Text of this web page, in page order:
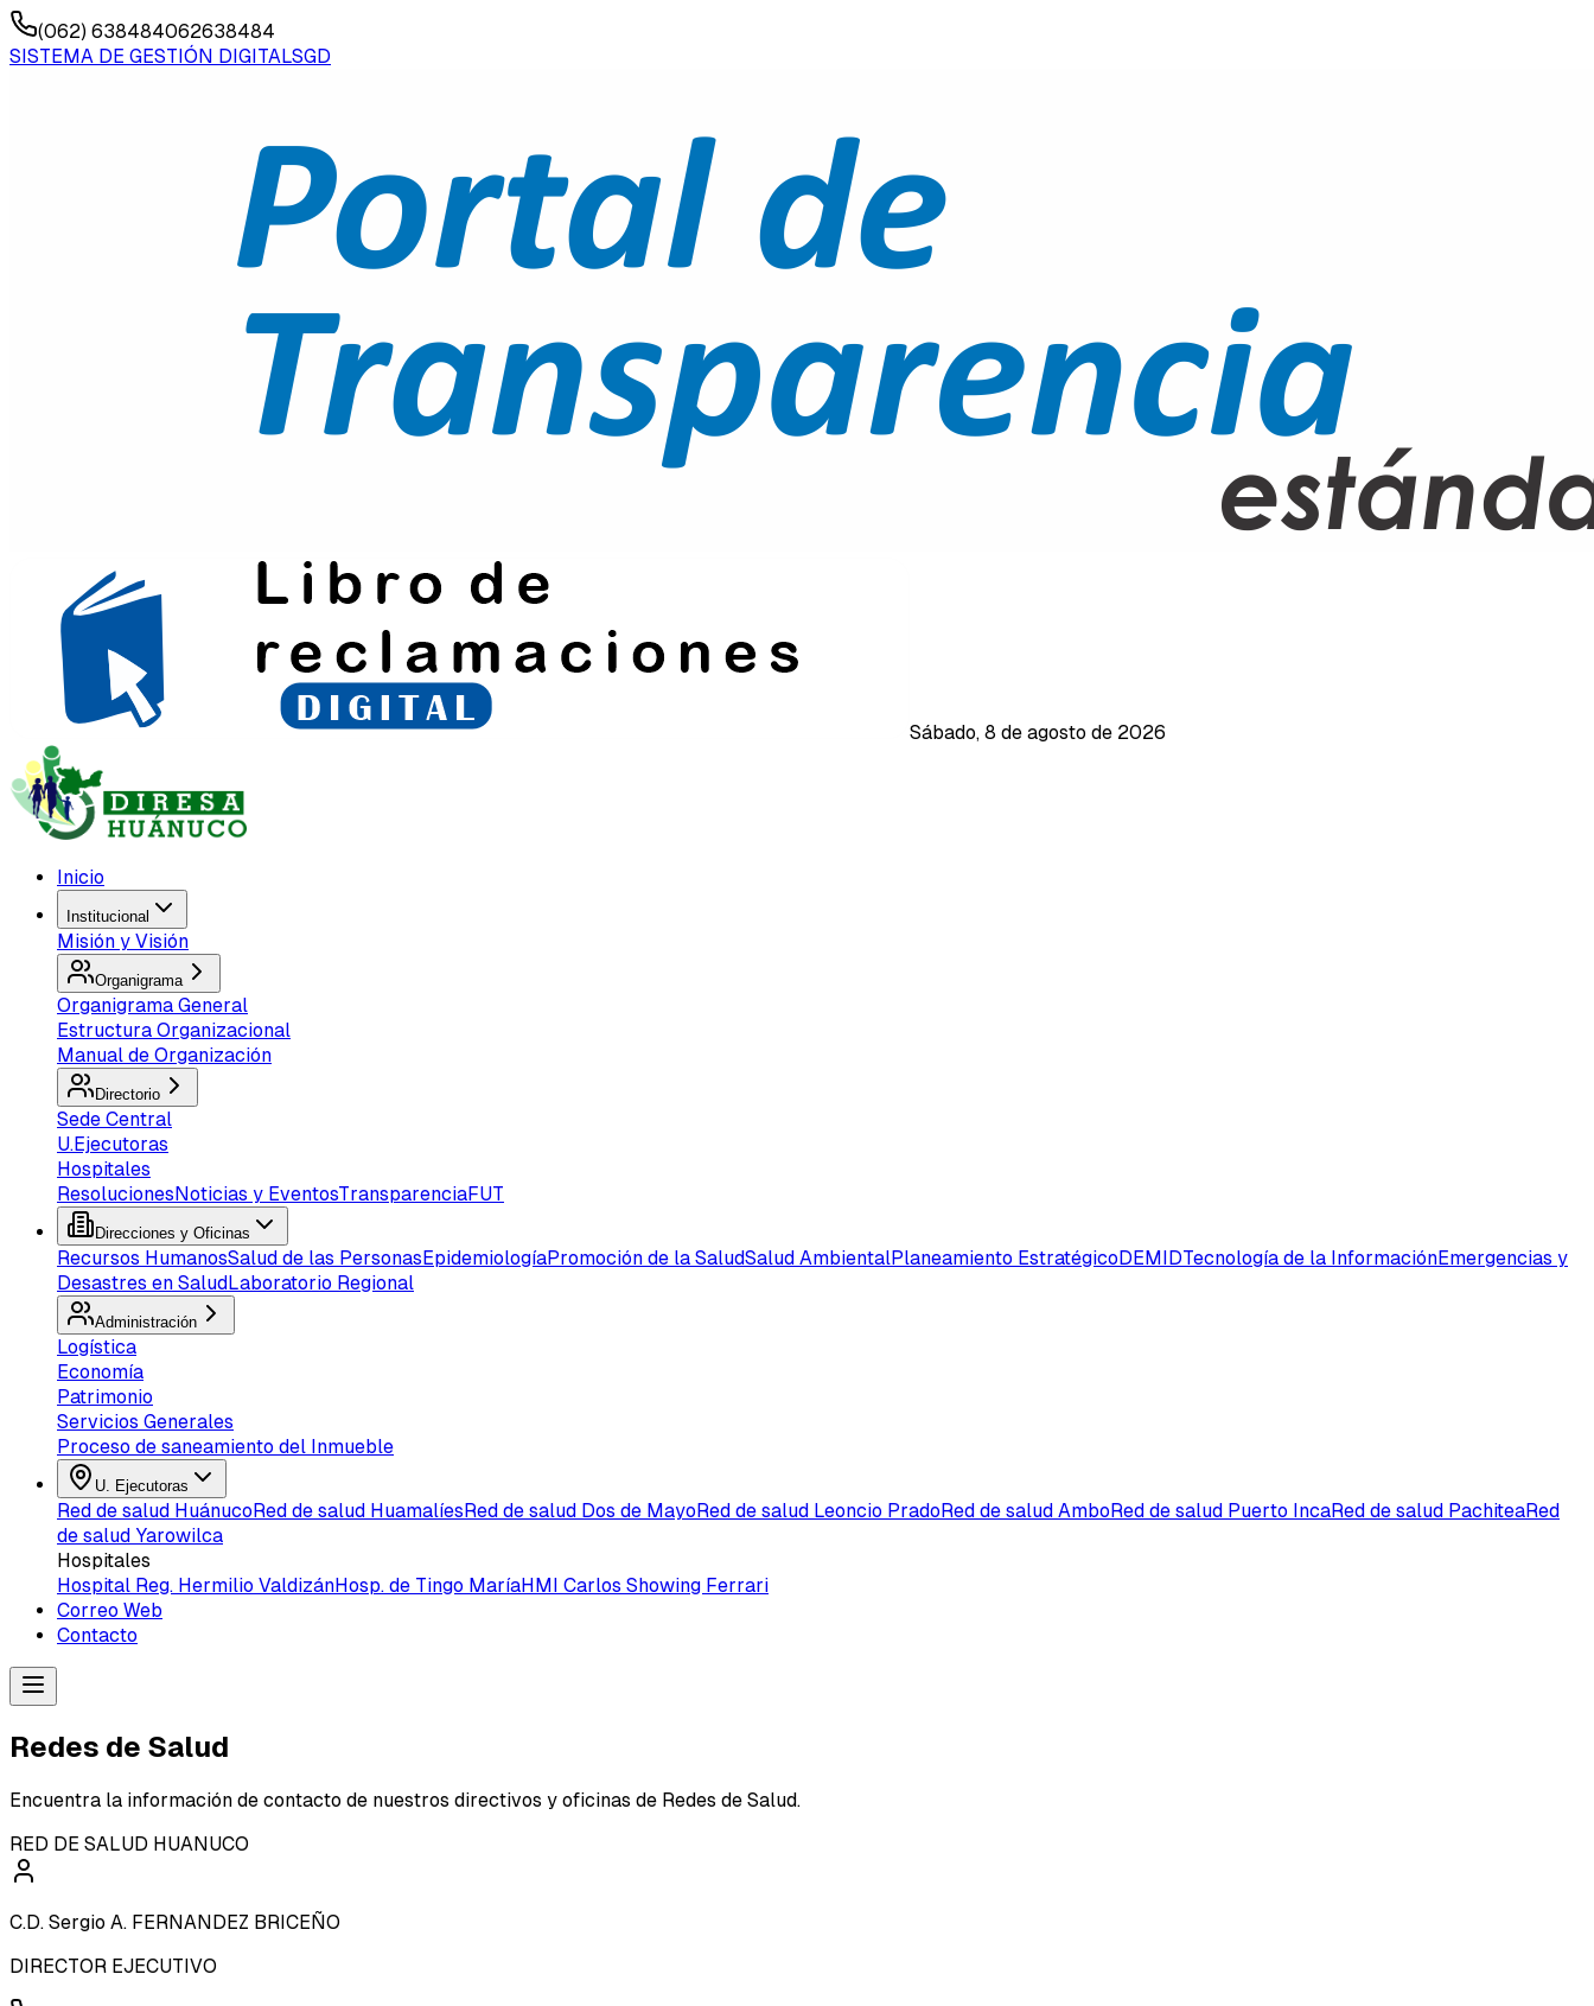
(062) 638484062638484
SISTEMA DE GESTIÓN DIGITALSGD
Sábado, 8 de agosto de 2026
Inicio
Institucional
Misión y Visión
Organigrama
Organigrama General
Estructura Organizacional
Manual de Organización
Directorio
Sede Central
U.Ejecutoras
Hospitales
ResolucionesNoticias y EventosTransparenciaFUT
Direcciones y Oficinas
Recursos HumanosSalud de las PersonasEpidemiologíaPromoción de la SaludSalud AmbientalPlaneamiento EstratégicoDEMIDTecnología de la InformaciónEmergencias y
Desastres en SaludLaboratorio Regional
Administración
Logística
Economía
Patrimonio
Servicios Generales
Proceso de saneamiento del Inmueble
U. Ejecutoras
Red de salud HuánucoRed de salud HuamalíesRed de salud Dos de MayoRed de salud Leoncio PradoRed de salud AmboRed de salud Puerto IncaRed de salud PachiteaRed
de salud Yarowilca
Hospitales
Hospital Reg. Hermilio ValdizánHosp. de Tingo MaríaHMI Carlos Showing Ferrari
Correo Web
Contacto
Redes de Salud
Encuentra la información de contacto de nuestros directivos y oficinas de Redes de Salud.
RED DE SALUD HUANUCO
C.D. Sergio A. FERNANDEZ BRICEÑO
DIRECTOR EJECUTIVO